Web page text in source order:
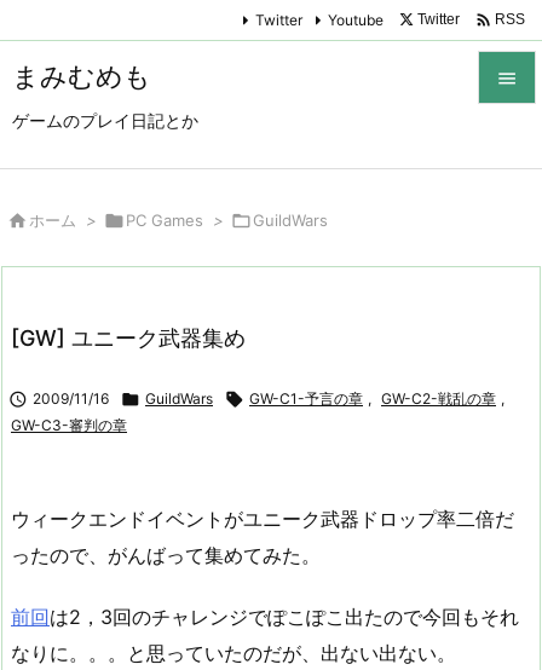
まみむめも
ゲームのプレイ日記とか

検索
Twitter Youtube Twitter  RSS
 ホーム > PC Games > GuildWars
[GW] ユニーク武器集め
 2009/11/16  GuildWars  GW-C1-予言の章 , GW-C2-戦乱の章 ,
GW-C3-審判の章
ウィークエンドイベントがユニーク武器ドロップ率二倍だ
ったので、がんばって集めてみた。
前回は2，3回のチャレンジでぽこぽこ出たので今回もそれ
なりに。。。と思っていたのだが、出ない出ない。